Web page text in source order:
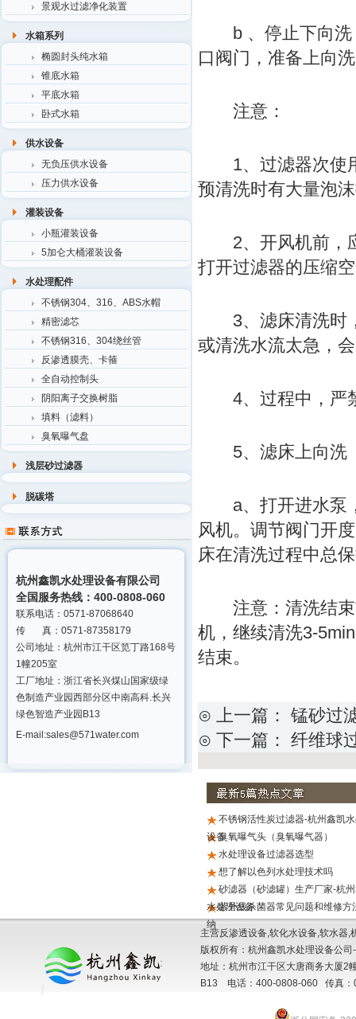
景观水过滤净化装置
水箱系列
椭圆封头纯水箱
锥底水箱
平底水箱
卧式水箱
供水设备
无负压供水设备
压力供水设备
灌装设备
小瓶灌装设备
5加仑大桶灌装设备
水处理配件
不锈钢304、316、ABS水帽
精密滤芯
不锈钢316、304绕丝管
反渗透膜壳、卡箍
全自动控制头
阴阳离子交换树脂
填料（滤料）
臭氧曝气盘
浅层砂过滤器
脱碳塔
杭州鑫凯水处理设备有限公司
全国服务热线：400-0808-060
联系电话：0571-87068640
传 真：0571-87358179
公司地址：杭州市江干区笕丁路168号
1幢205室
工厂地址：浙江省长兴煤山国家级绿
色制造产业园西部分区中南高科.长兴
绿色智造产业园B13
E-mail:sales@571water.com
b 、停止下向洗
口阀门，准备上向
注意：
1、过滤器次使用
预清洗时有大量泡
2、开风机前，应
打开过滤器的压缩
3、滤床清洗时，
或清洗水流太急，
4、过程中，严
5、滤床上向洗
a、打开进水泵，
风机。调节阀门开
床在清洗过程中总
注意：清洗结束
机，继续清洗3-
结束。
⊙ 上一篇： 锰砂过
⊙ 下一篇： 纤维球
不锈钢活性炭过滤器-杭州鑫凯
设备臭氧曝气头（臭氧曝气器）
水处理设备过滤器选型
想了解以色列水处理技术吗
砂滤器（砂滤罐）生产厂家-杭
水处理设备
紫外线杀菌器常见问题和维修方
纳
主营反渗透设备,软化水设备,软水器
版权所有：杭州鑫凯水处理设备公
地址：杭州市江干区大唐商务大厦2
B13 电话：400-0808-060 传真：